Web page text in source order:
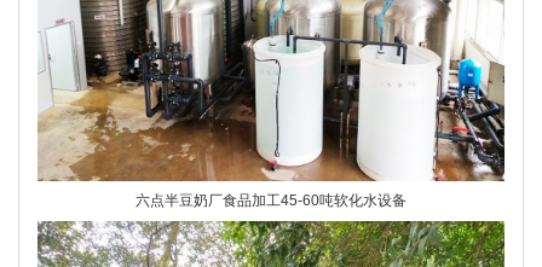
六点半豆奶厂食品加工45-60吨软化水设备